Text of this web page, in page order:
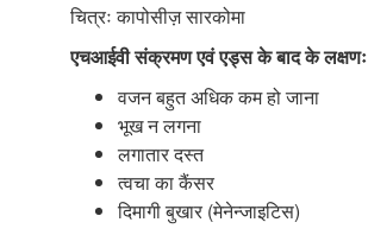
चित्रः कापोसीज़ सारकोमा
एचआईवी संक्रमण एवं एड्स के बाद के लक्षणः
वजन बहुत अधिक कम हो जाना
भूख न लगना
लगातार दस्त
त्वचा का कैंसर
दिमागी बुखार (मेनेन्जाइटिस)